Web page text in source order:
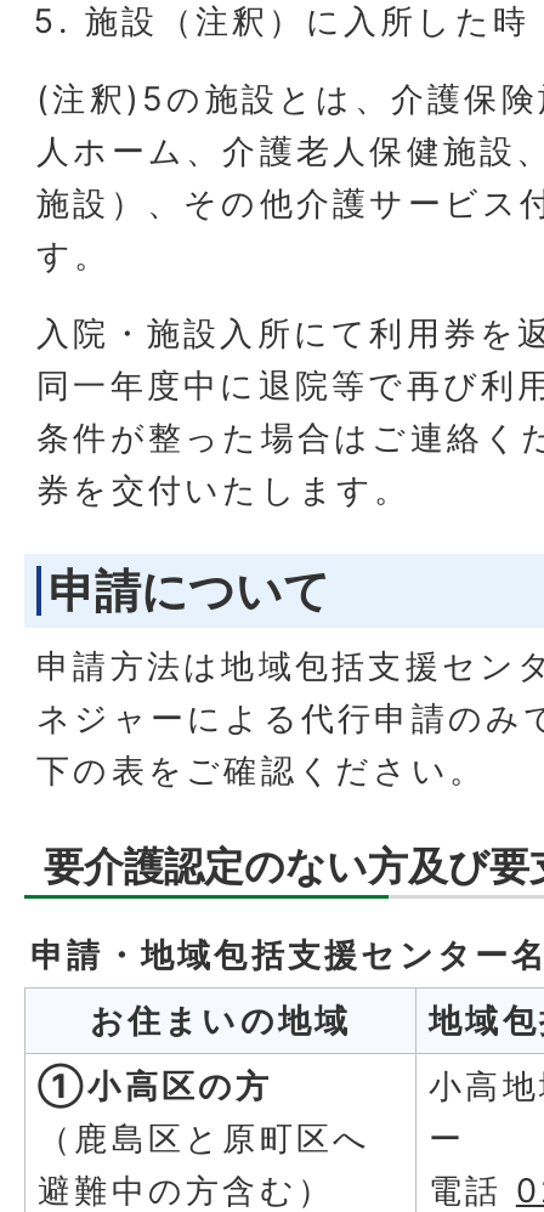
施設（注釈）に入所した時
(注釈)5の施設とは、介護保
人ホーム、介護老人保健施設
施設）、その他介護サービス
す。
入院・施設入所にて利用券を
同一年度中に退院等で再び利
条件が整った場合はご連絡く
券を交付いたします。
申請について
申請方法は地域包括支援セン
ネジャーによる代行申請のみ
下の表をご確認ください。
要介護認定のない方及び要
申請・地域包括支援センター
お住まいの地域
地域
①小高区の方
（鹿島区と原町区へ
避難中の方含む）
小高
ー
電話